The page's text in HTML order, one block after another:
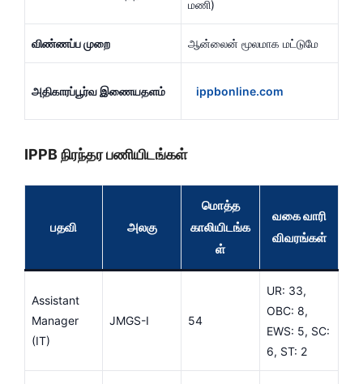
மணி)
விண்ணப்ப முறை ஆன்லைன் மூலமாக மட்டுமே
அதிகாரப்பூர்வ இணையதளம் ippbonline.com
IPPB நிரந்தர பணியிடங்கள்
பதவி அலகு
மொத்த
காலியிடங்க
ள்
வகை வாரி
விவரங்கள்
Assistant
Manager
(IT)
JMGS-I 54
UR: 33,
OBC: 8,
EWS: 5, SC:
6, ST: 2